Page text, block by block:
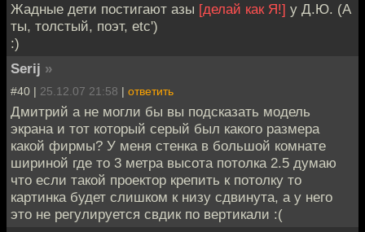
Жадные дети постигают азы [делай как Я!] у Д.Ю. (А
ты, толстый, поэт, etc')
:)
Serij »
#40 | 25.12.07 21:58 | ответить
Дмитрий а не могли бы вы подсказать модель
экрана и тот который серый был какого размера
какой фирмы? У меня стенка в большой комнате
шириной где то 3 метра высота потолка 2.5 думаю
что если такой проектор крепить к потолку то
картинка будет слишком к низу сдвинута, а у него
это не регулируется свдик по вертикали :(